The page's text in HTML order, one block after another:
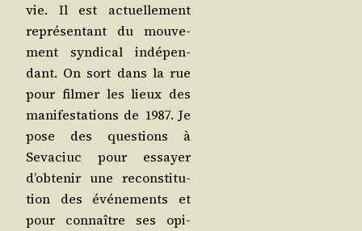
vie. Il est actuel­le­ment
repré­sen­tant du mou­ve­
ment syn­di­cal indé­pen­
dant. On sort dans la rue
pour fil­mer les lieux des
mani­fes­ta­tions de 1987. Je
pose des ques­tions à
Seva­ciuc pour essayer
d’ob­te­nir une recons­ti­tu­
tion des évé­ne­ments et
pour connaître ses opi­